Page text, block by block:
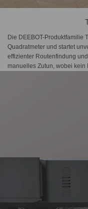
Die DEEBOT-Produktfamilie
Quadratmeter und startet
effizienter Routenfindung
manuelles Zutun, wobei